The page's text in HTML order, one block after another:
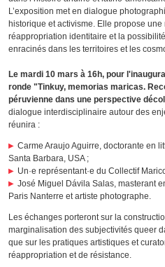
L’exposition met en dialogue
historique et activisme. Elle propose
réappropriation identitaire et la
enracinés dans les territoires et les
Le mardi 10 mars à 16h, pour
ronde "Tinkuy, memorias maricas.
péruvienne dans une perspective
dialogue interdisciplinaire autour des
réunira :
Carme Araujo Aguirre, doctorante en
Santa Barbara, USA ;
Un·e représentant·e du Collectif
José Miguel Dávila Salas, masterant
Paris Nanterre et artiste photographe.
Les échanges porteront sur la
marginalisation des subjectivités queer
que sur les pratiques artistiques et
réappropriation et de résistance.